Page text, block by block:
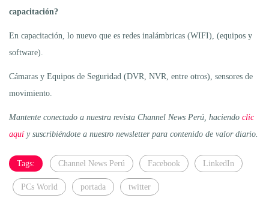
capacitación?
En capacitación, lo nuevo que es redes inalámbricas (WIFI), (equipos y
software).
Cámaras y Equipos de Seguridad (DVR, NVR, entre otros), sensores de
movimiento.
Mantente conectado a nuestra revista Channel News Perú, haciendo clic
aquíy suscribiéndote a nuestro newsletter para contenido de valor diario.
Tags: Channel News Perú Facebook LinkedIn
PCs World portada twitter